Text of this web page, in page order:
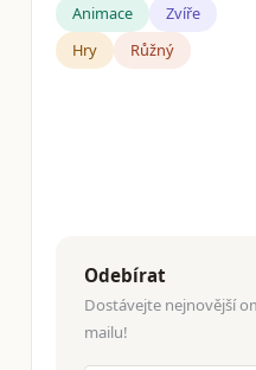
Animace
Zvíře
Hry
Růžný
Odebírat
Dostávejte nejnovější
mailu!